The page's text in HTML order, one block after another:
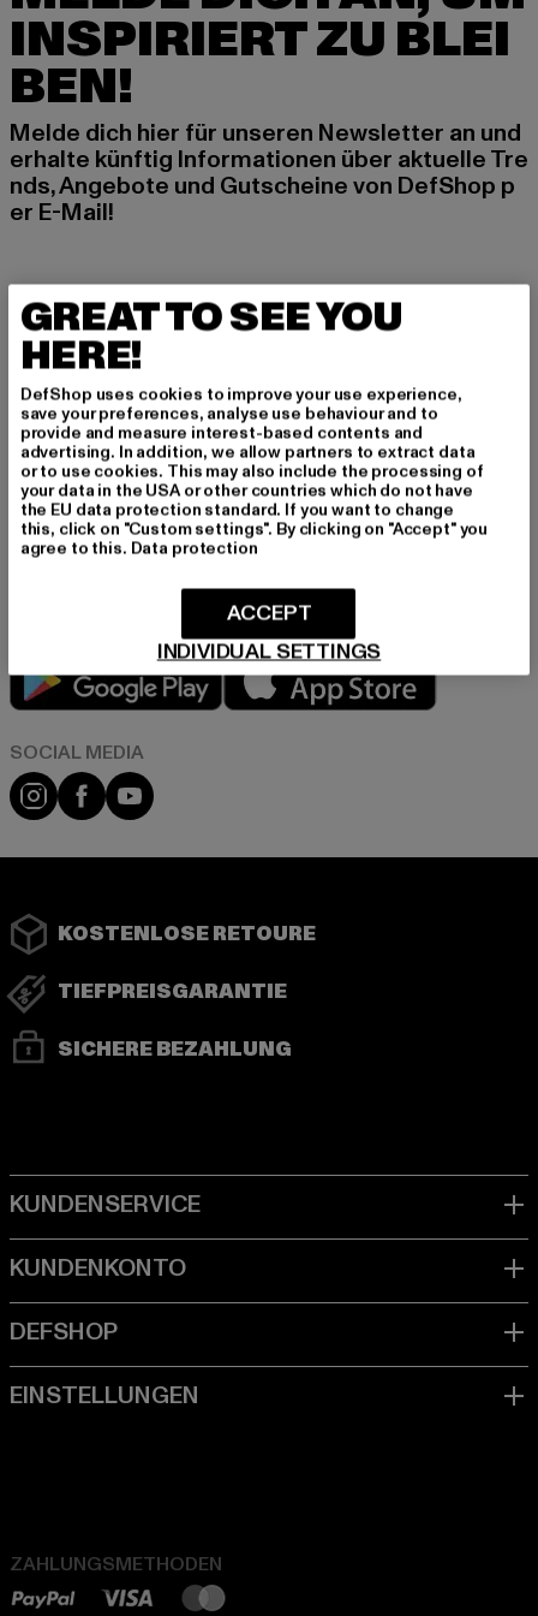
INSPIRIERT ZU BLEI
BEN!
Melde dich hier für unseren Newsletter an und
erhalte künftig Informationen über aktuelle Tre
nds, Angebote und Gutscheine von DefShop p
er E-Mail!
MÄNNER
FRAUEN
E-MAIL
ANMELDEN
Informationen dazu, wie DefShop mit Deinen Daten umgeht, findest Du
in unserer Datenschutzerklärung. Du kannst Dich jederzeit kostenfei
abmelden. Datenschutzerklärung lesen.
Play market
Instagram
FacebookYouTube
KOSTENLOSE RETOURE
TIEFPREISGARANTIE
SICHERE BEZAHLUNG
ZAHLUNGSMETHODEN
GREAT TO SEE YOU
HERE!
DefShop uses cookies to improve your use experience,
save your preferences, analyse use behaviour and to
provide and measure interest-based contents and
advertising. In addition, we allow partners to extract data
or to use cookies. This may also include the processing of
your data in the USA or other countries which do not have
the EU data protection standard. If you want to change
this, click on "Custom settings". By clicking on "Accept" you
agree to this. Data protection
INDIVIDUAL SETTINGS
ACCEPT